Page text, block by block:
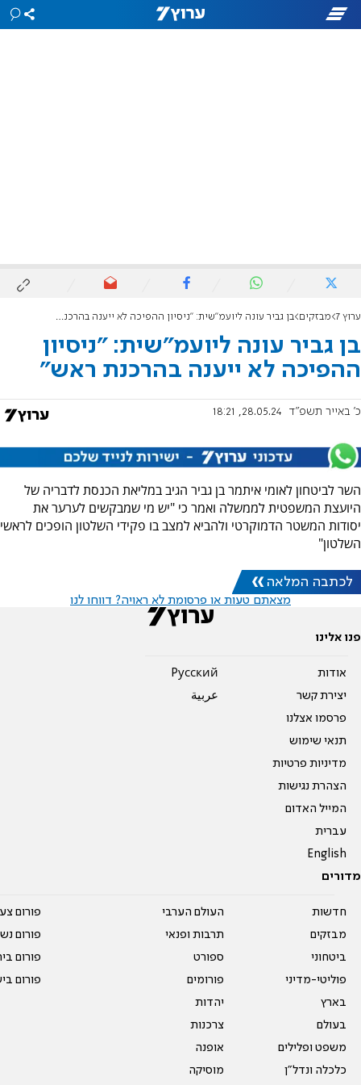
ערוץ 7 מבזקים בן גביר עונה ליועמ"שית: "ניסיון ההפיכה לא ייענה בהרכנת ראש"
בן גביר עונה ליועמ"שית: "ניסיון
ההפיכה לא ייענה בהרכנת ראש"
כ' באייר תשפ"ד 28.05.24, 18:21
השר לביטחון לאומי איתמר בן גביר הגיב במליאת הכנסת לדבריה של
היועצת המשפטית לממשלה ואמר כי "יש מי שמבקשים לערער את
יסודות המשטר הדמוקרטי ולהביא למצב בו פקידי השלטון הופכים לראשי
השלטון"
לכתבה המלאה
מצאתם טעות או פרסומת לא ראויה? דווחו לנו
פנו אלינו
אודות
יצירת קשר
פרסמו אצלנו
תנאי שימוש
מדיניות פרטיות
הצהרת נגישות
המייל האדום
עברית
English
Pусский
عربية
מדורים
חדשות
מבזקים
ביטחוני
פוליטי-מדיני
בארץ
בעולם
משפט ופלילים
כלכלה ונדל"ן
העולם הערבי
תרבות ופנאי
ספורט
פורומים
יהדות
צרכנות
אופנה
מוסיקה
פורום
פורום
פורום
פורום